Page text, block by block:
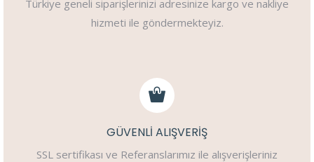
Türkiye geneli siparişlerinizi adresinize kargo ve nakliye
hizmeti ile göndermekteyiz.
GÜVENLİ ALIŞVERİŞ
SSL sertifikası ve Referanslarımız ile alışverişleriniz